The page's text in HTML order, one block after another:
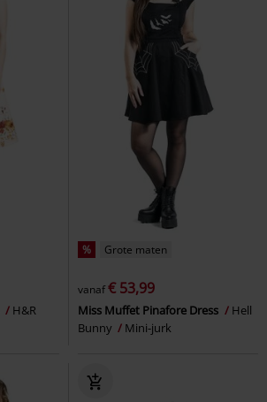
H&R
% Grote maten
vanaf€ 53,99
Miss Muffet Pinafore Dress
Hell
Bunny
Mini-jurk